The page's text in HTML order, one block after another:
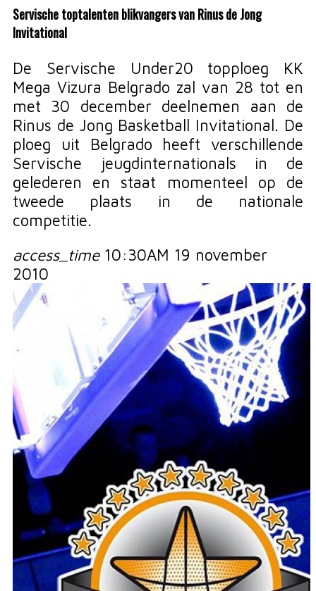
Servische toptalenten blikvangers van Rinus de Jong
Invitational
De Servische Under20 topploeg KK
Mega Vizura Belgrado zal van 28 tot en
met 30 december deelnemen aan de
Rinus de Jong Basketball Invitational. De
ploeg uit Belgrado heeft verschillende
Servische jeugdinternationals in de
gelederen en staat momenteel op de
tweede plaats in de nationale
competitie.
access_time 10:30AM 19 november
2010